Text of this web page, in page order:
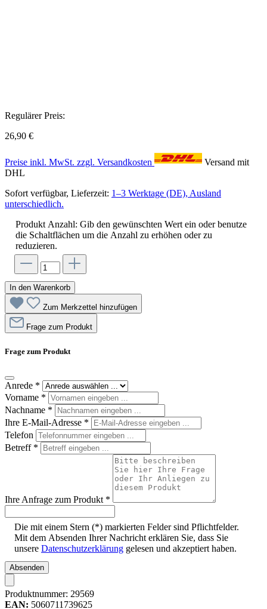
Regulärer Preis:
26,90 €
Preise inkl. MwSt. zzgl. Versandkosten
Versand mit
DHL
Sofort verfügbar, Lieferzeit: 1–3 Werktage (DE), Ausland
unterschiedlich.
Produkt Anzahl: Gib den gewünschten Wert ein oder benutze
die Schaltflächen um die Anzahl zu erhöhen oder zu
reduzieren.
In den Warenkorb
Zum Merkzettel hinzufügen
Frage zum Produkt
Frage zum Produkt
Anrede *
Vorname *
Nachname *
Ihre E-Mail-Adresse *
Telefon
Betreff *
Ihre Anfrage zum Produkt *
Die mit einem Stern (*) markierten Felder sind Pflichtfelder.
Mit dem Absenden Ihrer Nachricht erklären Sie, dass Sie
unsere Datenschutzerklärung gelesen und akzeptiert haben.
Absenden
Produktnummer: 29569
EAN: 5060711739625